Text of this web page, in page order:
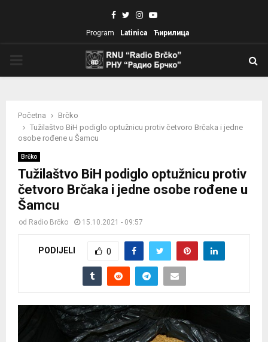
Facebook
TwitterInstagram
Youtube
Program Latinica Ћирилица
Početna
Brčko
Tužilaštvo BiH podiglo optužnicu protiv četvoro Brčaka i jedne
osobe rođene u Šamcu
Brčko
Tužilaštvo BiH podiglo optužnicu protiv
četvoro Brčaka i jedne osobe rođene u
Šamcu
od Radio Brčko 15.10.2021 - 09:57
PODIJELI 0